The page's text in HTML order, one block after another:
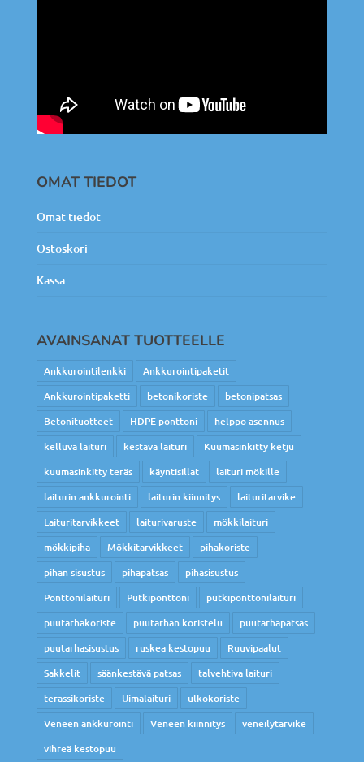
OMAT TIEDOT
Omat tiedot
Ostoskori
Kassa
AVAINSANAT TUOTTEELLE
Ankkurointilenkki
Ankkurointipaketit
Ankkurointipaketti
betonikoriste
betonipatsas
Betonituotteet
HDPE ponttoni
helppo asennus
kelluva laituri
kestävä laituri
Kuumasinkitty ketju
kuumasinkitty teräs
käyntisillat
laituri mökille
laiturin ankkurointi
laiturin kiinnitys
laituritarvike
Laituritarvikkeet
laiturivaruste
mökkilaituri
mökkipiha
Mökkitarvikkeet
pihakoriste
pihan sisustus
pihapatsas
pihasisustus
Ponttonilaituri
Putkiponttoni
putkiponttonilaituri
puutarhakoriste
puutarhan koristelu
puutarhapatsas
puutarhasisustus
ruskea kestopuu
Ruuvipaalut
Sakkelit
säänkestävä patsas
talvehtiva laituri
terassikoriste
Uimalaituri
ulkokoriste
Veneen ankkurointi
Veneen kiinnitys
veneilytarvike
vihreä kestopuu